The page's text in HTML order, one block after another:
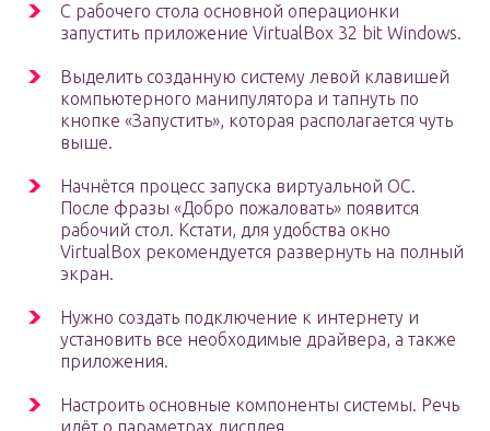
С рабочего стола основной операционки
запустить приложение VirtualBox 32 bit Windows.
Выделить созданную систему левой клавишей
компьютерного манипулятора и тапнуть по
кнопке «Запустить», которая располагается чуть
выше.
Начнётся процесс запуска виртуальной ОС.
После фразы «Добро пожаловать» появится
рабочий стол. Кстати, для удобства окно
VirtualBox рекомендуется развернуть на полный
экран.
Нужно создать подключение к интернету и
установить все необходимые драйвера, а также
приложения.
Настроить основные компоненты системы. Речь
идёт о параметрах дисплея,